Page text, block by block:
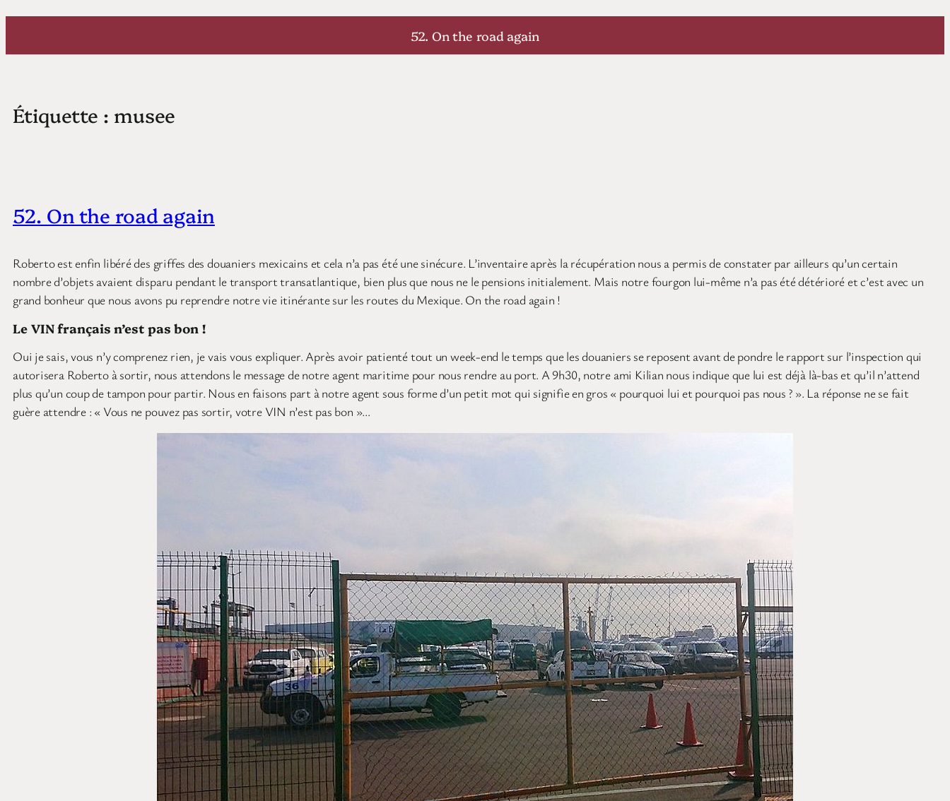
Aller
contenu
52. On the road again
Étiquette : musee
52. On the road again
Roberto est enfin libéré des griffes des douaniers mexicains et cela n’a pas été une sinécure. L’inventaire après la récupération nous a permis de constater par ailleurs qu’un certain
nombre d’objets avaient disparu pendant le transport transatlantique, bien plus que nous ne le pensions initialement. Mais notre fourgon lui-même n’a pas été détérioré et c’est avec un
grand bonheur que nous avons pu reprendre notre vie itinérante sur les routes du Mexique. On the road again !
Le VIN français n’est pas bon !
Oui je sais, vous n’y comprenez rien, je vais vous expliquer. Après avoir patienté tout un week-end le temps que les douaniers se reposent avant de pondre le rapport sur l’inspection qui
autorisera Roberto à sortir, nous attendons le message de notre agent maritime pour nous rendre au port. A 9h30, notre ami Kilian nous indique que lui est déjà là-bas et qu’il n’attend
plus qu’un coup de tampon pour partir. Nous en faisons part à notre agent sous forme d’un petit mot qui signifie en gros « pourquoi lui et pourquoi pas nous ? ». La réponse ne se fait
guère attendre : « Vous ne pouvez pas sortir, votre VIN n’est pas bon »…